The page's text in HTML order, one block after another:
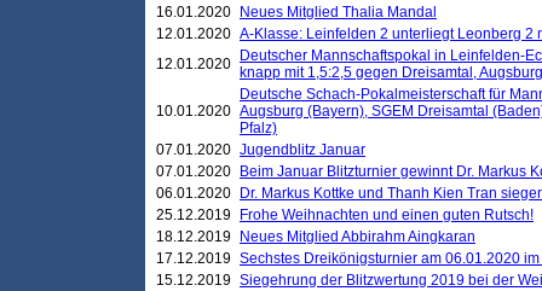
16.01.2020
Neues Mitglied Thalia Mandal
12.01.2020 A-Klasse: Leinfelden 2 unterliegt Leonberg 2
12.01.2020
Deutscher Mannschaftspokal in Leinfelden-
knapp mit 1,5:2,5 gegen Dreisamtal,
10.01.2020
Deutsche Schach-Pokalmeisterschaft für
Augsburg (Bayern), SGEM Dreisamtal
Pfalz)
07.01.2020 Jugendblitz Januar
07.01.2020
Beim Januar Blitzturnier gewinnt Dr. Markus
06.01.2020
Dr. Markus Kottke und Thanh Kien Tran
25.12.2019
Frohe Weihnachten und einen guten Rutsch!
18.12.2019
Neues Mitglied Abbirahm Aingkaran
17.12.2019 Sechstes Dreikönigsturnier am 06.01.2020
15.12.2019 Siegehrung der Blitzwertung 2019 bei der